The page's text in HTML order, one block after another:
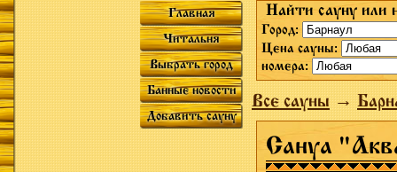
Главная
Читальня
Выбрать город
Банные новости
Добавить сауну
Найти сауну или
Город:
Цена сауны:
номера:
Все сауны→
Сануа